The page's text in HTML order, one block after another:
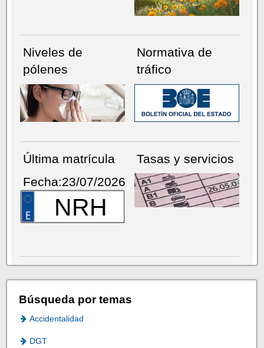
Niveles de
pólenes
Normativa de
tráfico
Última matrícula
Fecha:23/07/2026
NRH
Tasas y servicios
Búsqueda por temas
Accidentalidad
DGT